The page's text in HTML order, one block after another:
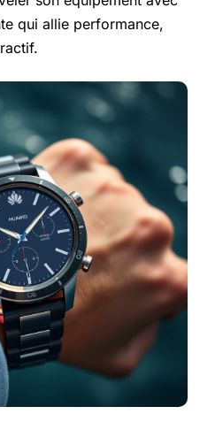
qui allie performance,